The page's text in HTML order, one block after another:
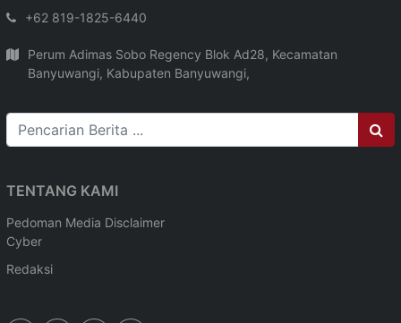
+62 819-1825-6440
Perum Adimas Sobo Regency Blok Ad28, Kecamatan
Banyuwangi, Kabupaten Banyuwangi,
TENTANG KAMI
Pedoman Media
Cyber
Disclaimer
Redaksi